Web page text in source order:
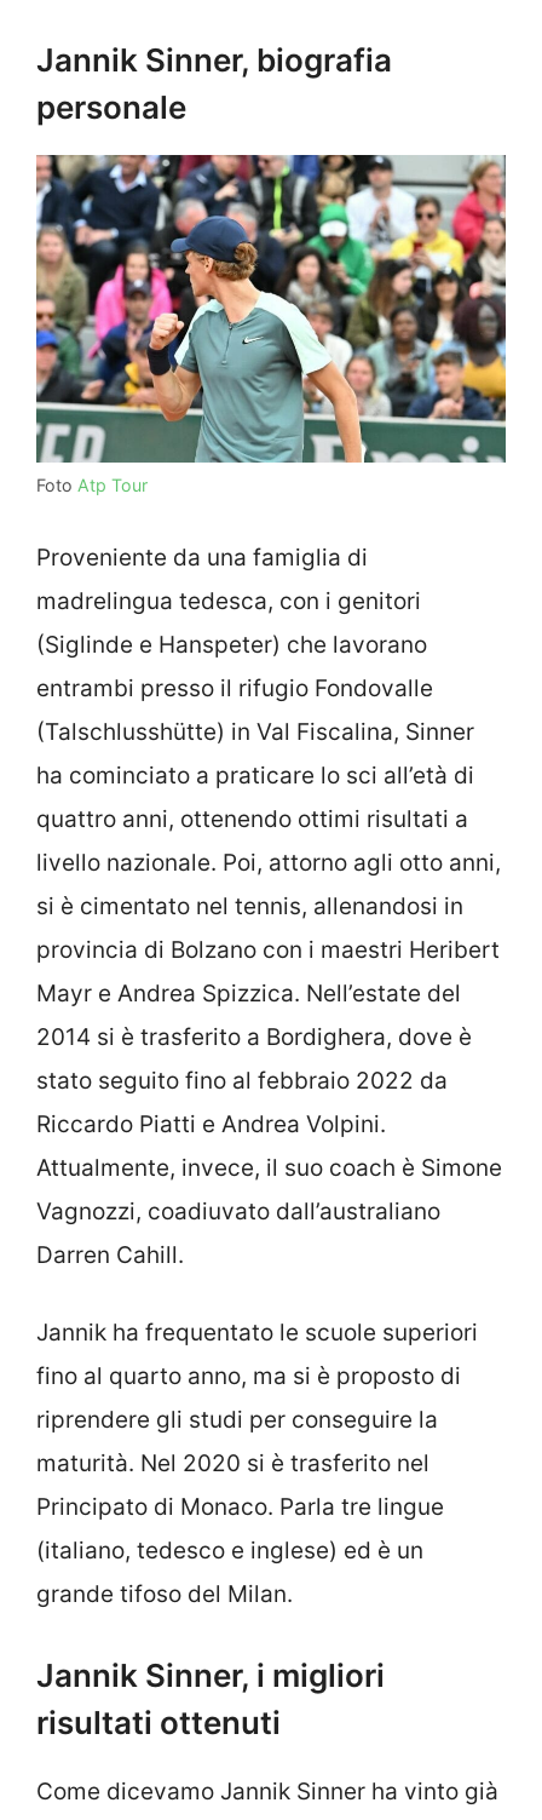
Jannik Sinner, biografia
personale
Foto Atp Tour
Proveniente da una famiglia di
madrelingua tedesca, con i genitori
(Siglinde e Hanspeter) che lavorano
entrambi presso il rifugio Fondovalle
(Talschlusshütte) in Val Fiscalina, Sinner
ha cominciato a praticare lo sci all’età di
quattro anni, ottenendo ottimi risultati a
livello nazionale. Poi, attorno agli otto anni,
si è cimentato nel tennis, allenandosi in
provincia di Bolzano con i maestri Heribert
Mayr e Andrea Spizzica. Nell’estate del
2014 si è trasferito a Bordighera, dove è
stato seguito fino al febbraio 2022 da
Riccardo Piatti e Andrea Volpini.
Attualmente, invece, il suo coach è Simone
Vagnozzi, coadiuvato dall’australiano
Darren Cahill.
Jannik ha frequentato le scuole superiori
fino al quarto anno, ma si è proposto di
riprendere gli studi per conseguire la
maturità. Nel 2020 si è trasferito nel
Principato di Monaco. Parla tre lingue
(italiano, tedesco e inglese) ed è un
grande tifoso del Milan.
Jannik Sinner, i migliori
risultati ottenuti
Come dicevamo Jannik Sinner ha vinto già